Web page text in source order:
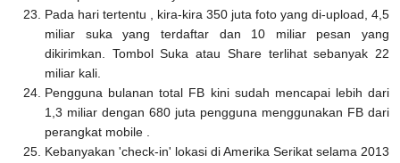
Pada hari tertentu , kira-kira 350 juta foto yang di-upload, 4,5
miliar suka yang terdaftar dan 10 miliar pesan yang
dikirimkan. Tombol Suka atau Share terlihat sebanyak 22
miliar kali.
Pengguna bulanan total FB kini sudah mencapai lebih dari
1,3 miliar dengan 680 juta pengguna menggunakan FB dari
perangkat mobile .
Kebanyakan 'check-in' lokasi di Amerika Serikat selama 2013